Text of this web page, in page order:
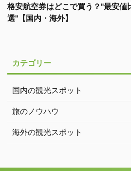
格安航空券はどこで買う？"最安値
選"【国内・海外】
カテゴリー
国内の観光スポット
旅のノウハウ
海外の観光スポット